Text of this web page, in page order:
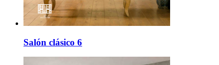
Salón clásico 6